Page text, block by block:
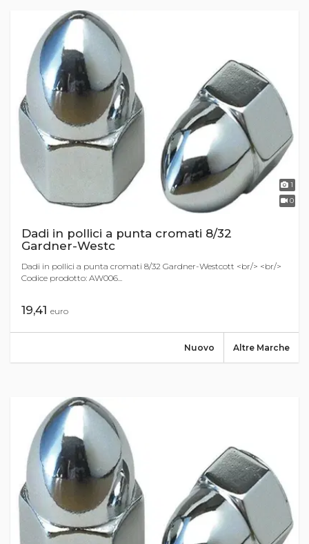
1
0
Dadi in pollici a punta cromati 8/32
Gardner-Westc
Dadi in pollici a punta cromati 8/32 Gardner-Westcott <br/> <br/>
Codice prodotto: AW006...
19,41 euro
Altre Marche
Nuovo